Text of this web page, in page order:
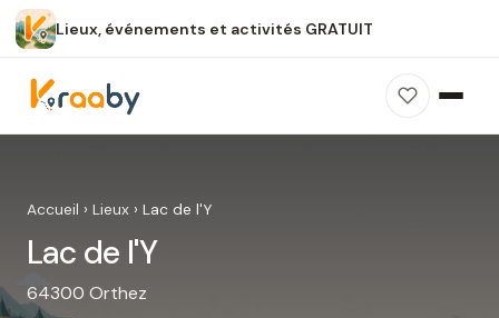
Lieux, événements et activités GRATUIT
spot dans Kraaby.
Accueil › Lieux › Lac de l'Y
Lac de l'Y
64300 Orthez